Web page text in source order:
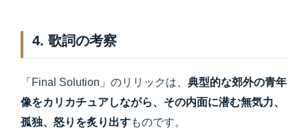
4. 歌詞の考察
「Final Solution」のリリックは、 典型的な郊外の青年
像をカリカチュアしながら、その内面に潜む無気力、
孤独、怒りを炙り出すものです。